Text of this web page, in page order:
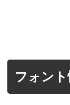
フォン